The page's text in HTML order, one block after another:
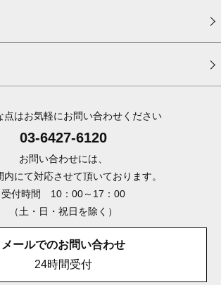
点はお気軽にお問い合わせください
03-6427-6120
お問い合わせには、
内にて対応させて頂いております。
受付時間 10：00～17：00
（土・日・祝日を除く）
メールでのお問い合わせ
24時間受付